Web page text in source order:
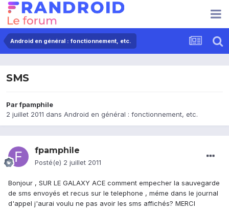
Android en général : fonctionnement, etc.
SMS
Parfpamphile
2 juillet 2011 dans Android en général : fonctionnement, etc.
fpamphile
Posté(e) 2 juillet 2011
Bonjour , SUR LE GALAXY ACE comment empecher la sauvegarde
de sms envoyés et recus sur le telephone , méme dans le journal
d'appel j'aurai voulu ne pas avoir les sms affichés? MERCI